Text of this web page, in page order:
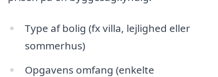
Type af bolig (fx villa, lejlighed eller
sommerhus)
Opgavens omfang (enkelte